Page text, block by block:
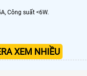
Công suất <6W.
XEM NHIỀU